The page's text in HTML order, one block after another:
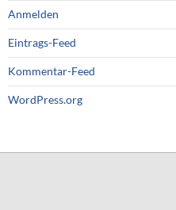
Anmelden
Eintrags-Feed
Kommentar-Feed
WordPress.org